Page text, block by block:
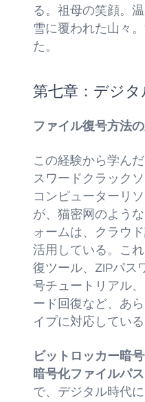
る。祖母の笑顔。
雪に覆われた山々
た。
第七章：デジタ
ファイル復号方法
この経験から学ん
スワードクラック
コンピューターリ
が、猫密网のよう
ォームは、クラウ
活用している。こ
復ツール、ZIPパス
号チュートリアル
ード回復など、あ
イプに対応している
ビットロッカー暗
暗号化ファイルパ
で、デジタル時代